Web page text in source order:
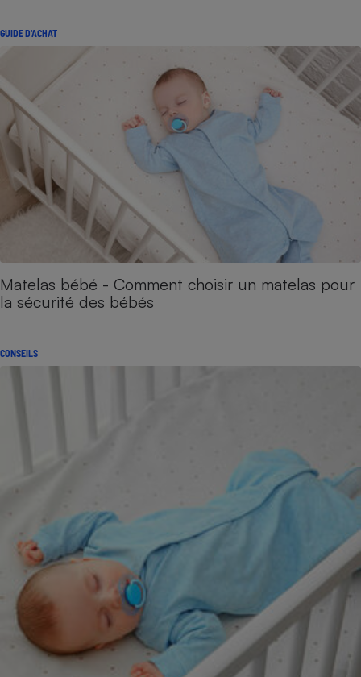
GUIDE D'ACHAT
Matelas bébé - Comment choisir un matelas pour
la sécurité des bébés
CONSEILS